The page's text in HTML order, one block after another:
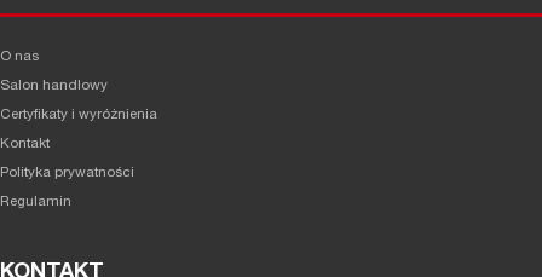
O nas
Salon handlowy
Certyfikaty i wyróżnienia
Kontakt
Polityka prywatności
Regulamin